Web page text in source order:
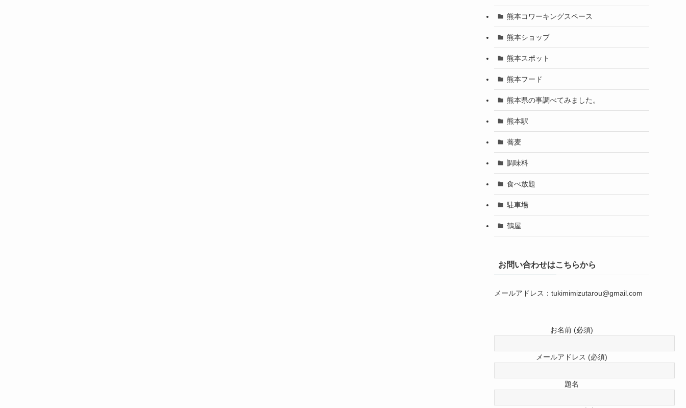
熊本コワーキングスペース
熊本ショップ
熊本スポット
熊本フード
熊本県の事調べてみました。
熊本駅
蕎麦
調味料
食べ放題
駐車場
鶴屋
お問い合わせはこちらから
メールアドレス：tukimimizutarou@gmail.com
お名前 (必須)
メールアドレス (必須)
題名